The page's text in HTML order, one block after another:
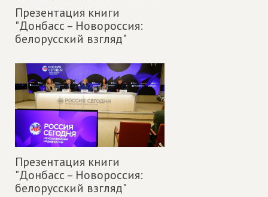
Презентация книги
"Донбасс – Новороссия:
белорусский взгляд"
Презентация книги
"Донбасс – Новороссия:
белорусский взгляд"